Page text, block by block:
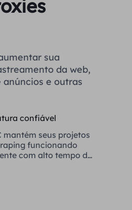
da web,
e outras
confiável
mantém seus projetos
funcionando
com alto tempo de